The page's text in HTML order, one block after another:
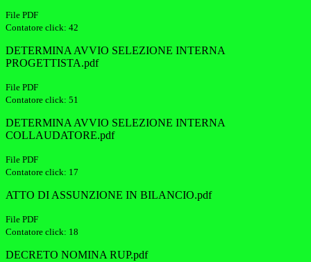
File PDF
Contatore click: 42
DETERMINA AVVIO SELEZIONE INTERNA
PROGETTISTA.pdf
File PDF
Contatore click: 51
DETERMINA AVVIO SELEZIONE INTERNA
COLLAUDATORE.pdf
File PDF
Contatore click: 17
ATTO DI ASSUNZIONE IN BILANCIO.pdf
File PDF
Contatore click: 18
DECRETO NOMINA RUP.pdf